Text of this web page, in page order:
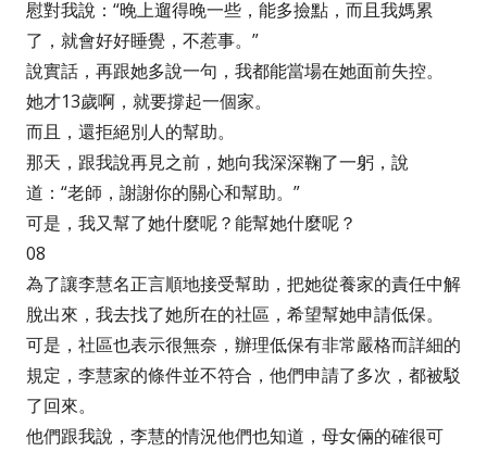
慰對我說：“晚上遛得晚一些，能多撿點，而且我媽累
了，就會好好睡覺，不惹事。”
說實話，再跟她多說一句，我都能當場在她面前失控。
她才13歲啊，就要撐起一個家。
而且，還拒絕別人的幫助。
那天，跟我說再見之前，她向我深深鞠了一躬，說
道：“老師，謝謝你的關心和幫助。”
可是，我又幫了她什麼呢？能幫她什麼呢？
08
為了讓李慧名正言順地接受幫助，把她從養家的責任中解
脫出來，我去找了她所在的社區，希望幫她申請低保。
可是，社區也表示很無奈，辦理低保有非常嚴格而詳細的
規定，李慧家的條件並不符合，他們申請了多次，都被駁
了回來。
他們跟我說，李慧的情況他們也知道，母女倆的確很可